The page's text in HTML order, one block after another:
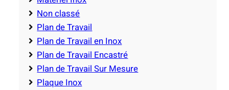
Non classé
Plan de Travail
Plan de Travail en Inox
Plan de Travail Encastré
Plan de Travail Sur Mesure
Plaque Inox